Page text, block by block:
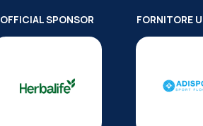
OFFICIAL SPONSOR FORNITORE